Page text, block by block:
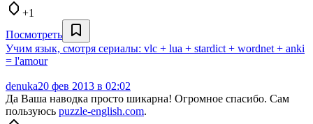
+1
Посмотреть
Учим язык, смотря сериалы: vlc + lua + stardict + wordnet + anki
= l'amour
denuka20 фев 2013 в 02:02
Да Ваша наводка просто шикарна! Огромное спасибо. Сам
пользуюсь puzzle-english.com.